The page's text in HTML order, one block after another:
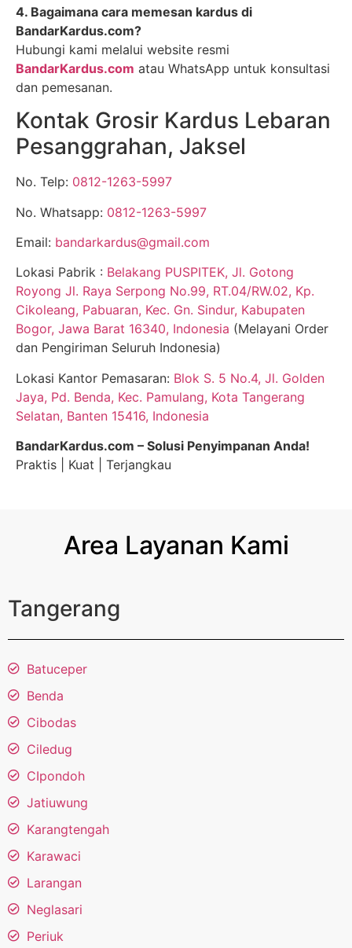
4. Bagaimana cara memesan kardus di
BandarKardus.com?
Hubungi kami melalui website resmi
BandarKardus.com atau WhatsApp untuk konsultasi
dan pemesanan.
Kontak Grosir Kardus Lebaran
Pesanggrahan, Jaksel
No. Telp: 0812-1263-5997
No. Whatsapp: 0812-1263-5997
Email: bandarkardus@gmail.com
Lokasi Pabrik : Belakang PUSPITEK, Jl. Gotong
Royong Jl. Raya Serpong No.99, RT.04/RW.02, Kp.
Cikoleang, Pabuaran, Kec. Gn. Sindur, Kabupaten
Bogor, Jawa Barat 16340, Indonesia (Melayani Order
dan Pengiriman Seluruh Indonesia)
Lokasi Kantor Pemasaran: Blok S. 5 No.4, Jl. Golden
Jaya, Pd. Benda, Kec. Pamulang, Kota Tangerang
Selatan, Banten 15416, Indonesia
BandarKardus.com – Solusi Penyimpanan Anda!
Praktis | Kuat | Terjangkau
Area Layanan Kami
Tangerang
Batuceper
Benda
Cibodas
Ciledug
CIpondoh
Jatiuwung
Karangtengah
Karawaci
Larangan
Neglasari
Periuk